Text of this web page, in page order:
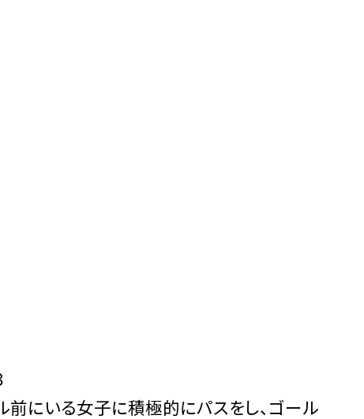
にいる女子に積極的にパスをし、ゴール